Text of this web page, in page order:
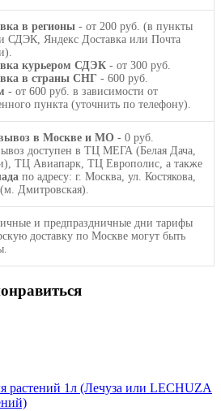
в регионы - от 200 руб. (в пункты
СДЭК, Яндекс Доставка или Почта
курьером СДЭК - от 300 руб.
в страны СНГ - 600 руб.
- от 600 руб. в зависимости от
пункта (уточнить по телефону).
в Москве и МО - 0 руб.
доступен в ТЦ МЕГА (Белая Дача,
ТЦ Авиапарк, ТЦ Европолис, а также
по адресу: г. Москва, ул. Костякова,
Дмитровская).
и предпраздничные дни тарифы
доставку по Москве могут быть
растений 1л (Лечуза или LECHUZA